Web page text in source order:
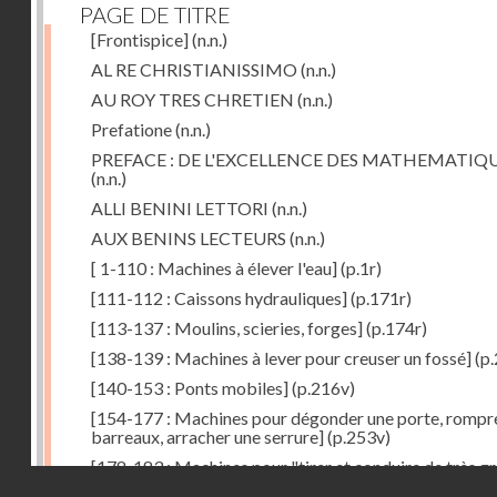
PAGE DE TITRE
[Frontispice](n.n.)
AL RE CHRISTIANISSIMO (n.n.)
AU ROY TRES CHRETIEN (n.n.)
Prefatione(n.n.)
PREFACE : DE L'EXCELLENCE DES
(n.n.)
ALLI BENINI LETTORI (n.n.)
AUX BENINS LECTEURS (n.n.)
[ 1-110 : Machines à élever l'eau](p.1r)
[111-112 : Caissons hydrauliques](p.171r)
[113-137 : Moulins, scieries, forges](p.174r)
[138-139 : Machines à lever pour creuser un fossé]
[140-153 : Ponts mobiles](p.216v)
[154-177 : Machines pour dégonder une porte,
barreaux, arracher une serrure](p.253v)
[178-183 : Machines pour "tirer et conduire de très